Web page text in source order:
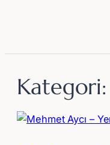
Kategori: